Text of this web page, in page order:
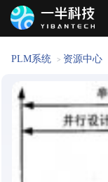
PLM系统 > 资源中心